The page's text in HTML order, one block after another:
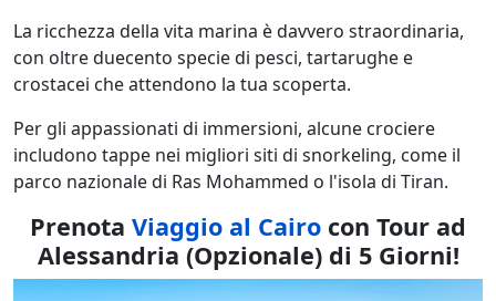
La ricchezza della vita marina è davvero straordinaria,
con oltre duecento specie di pesci, tartarughe e
crostacei che attendono la tua scoperta.
Per gli appassionati di immersioni, alcune crociere
includono tappe nei migliori siti di snorkeling, come il
parco nazionale di Ras Mohammed o l'isola di Tiran.
Prenota Viaggio al Cairo con Tour ad
Alessandria (Opzionale)di 5 Giorni!